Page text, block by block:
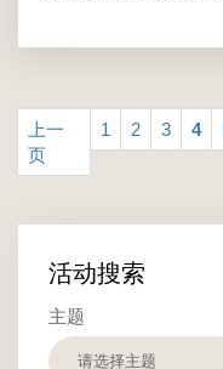
上一
页
1 2 3 4
活动搜索
主题